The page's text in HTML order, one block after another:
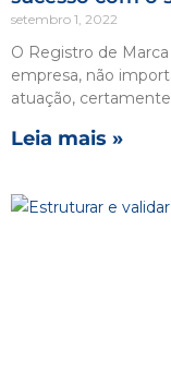
setembro 1, 2022
O Registro de
empresa, não
atuação,
Leia mais »